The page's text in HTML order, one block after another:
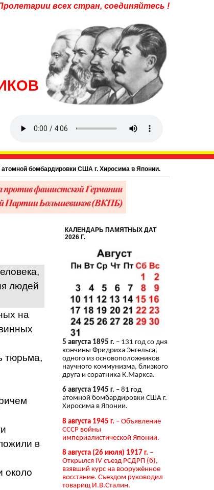
всех стран, соединяйтесь !
бомбардировки США г. Хиросима в Японии.
людей
на
тюрьма,
в
около
КАЛЕНДАРЬ ПАМЯТНЫХ ДАТ
2026 Г.
5 августа 1895 г. – 131 год со дня
кончины Фридриха Энгельса,
одного из основоположников
научного коммунизма, близкого
друга и соратника К.Маркса.
6 августа 1945 г. – 81 год
атомной бомбардировки США г.
Хиросима в Японии.
8 августа 1945 г. – Объявление
СССР войны
империалистической Японии.
8 августа (26 июля) 1917 г. –
Открылся IV съезд РСДРП (б),
взявший курс на вооружённое
восстание. Съездом руководил
товарищ И.В.Сталин.